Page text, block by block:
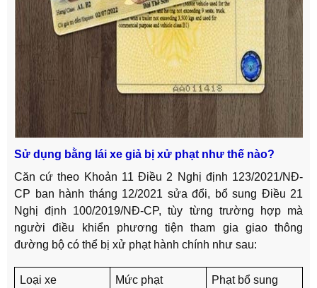
Sử dụng bằng lái xe giả bị xử phạt như thế nào?
Căn cứ theo Khoản 11 Điều 2 Nghị định 123/2021/NĐ-
CP ban hành tháng 12/2021 sửa đổi, bổ sung Điều 21
Nghị định 100/2019/NĐ-CP, tùy từng trường hợp mà
người điều khiển phương tiện tham gia giao thông
đường bộ có thể bị xử phạt hành chính như sau:
Loại xe Mức phạt Phạt bổ sung